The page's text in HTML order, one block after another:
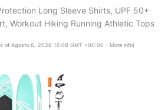
Long Sleeve Shirts, UPF 50+
Workout Hiking Running Athletic Tops
of Agosto 6, 2026 14:08 GMT +00:00 - More info)